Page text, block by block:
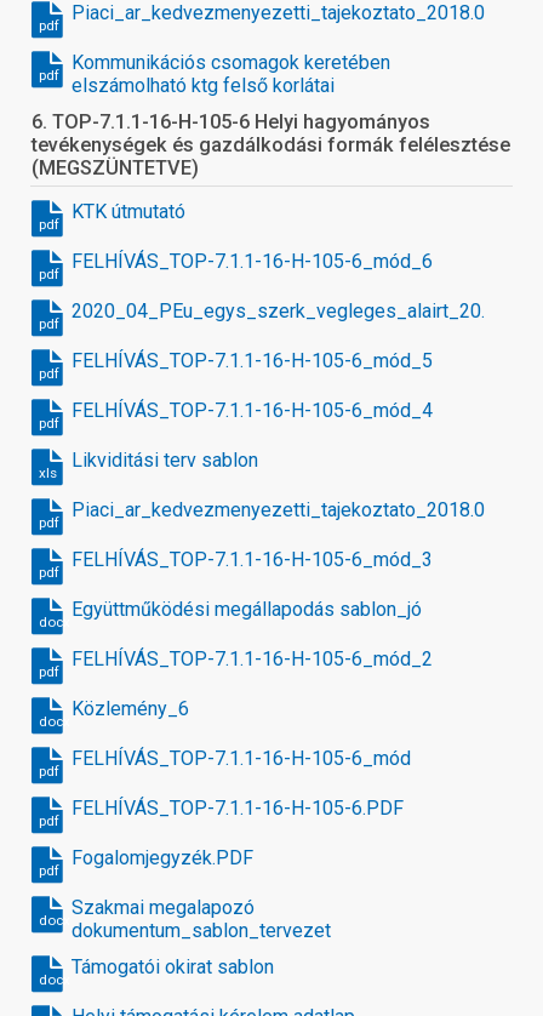
Piaci_ar_kedvezmenyezetti_tajekoztato_2018.09.13_1
pdf
Kommunikációs csomagok keretében
elszámolható ktg felső korlátai
pdf
6. TOP-7.1.1-16-H-105-6 Helyi hagyományos
tevékenységek és gazdálkodási formák felélesztése
(MEGSZÜNTETVE)
KTK útmutató
pdf
FELHÍVÁS_TOP-7.1.1-16-H-105-6_mód_6
pdf
2020_04_PEu_egys_szerk_vegleges_alairt_20.12.
pdf
FELHÍVÁS_TOP-7.1.1-16-H-105-6_mód_5
pdf
FELHÍVÁS_TOP-7.1.1-16-H-105-6_mód_4
pdf
Likviditási terv sablon
xls
Piaci_ar_kedvezmenyezetti_tajekoztato_2018.09.13_1
pdf
FELHÍVÁS_TOP-7.1.1-16-H-105-6_mód_3
pdf
Együttműködési megállapodás sablon_jó
docx
FELHÍVÁS_TOP-7.1.1-16-H-105-6_mód_2
pdf
Közlemény_6
docx
FELHÍVÁS_TOP-7.1.1-16-H-105-6_mód
pdf
FELHÍVÁS_TOP-7.1.1-16-H-105-6.PDF
pdf
Fogalomjegyzék.PDF
pdf
Szakmai megalapozó
dokumentum_sablon_tervezet
docx
Támogatói okirat sablon
docx